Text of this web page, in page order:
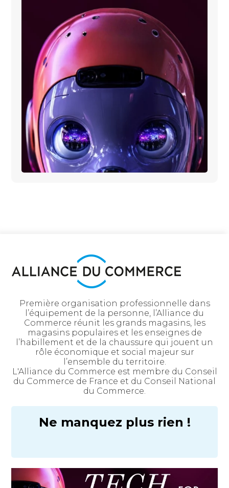
Première organisation professionnelle dans
l’équipement de la personne, l’Alliance du
Commerce réunit les grands magasins, les
magasins populaires et les enseignes de
l’habillement et de la chaussure qui jouent un
rôle économique et social majeur sur
l’ensemble du territoire.
L'Alliance du Commerce est membre du Conseil
du Commerce de France et du Conseil National
du Commerce.
Ne manquez plus rien !